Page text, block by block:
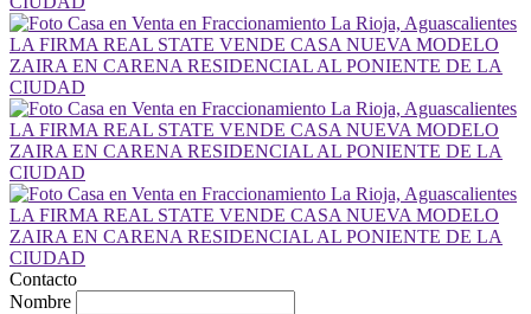
Contacto
Nombre